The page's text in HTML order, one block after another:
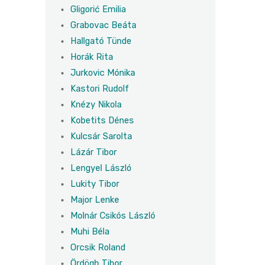
Gligorić Emilia
Grabovac Beáta
Hallgató Tünde
Horák Rita
Jurkovic Mónika
Kastori Rudolf
Knézy Nikola
Kobetits Dénes
Kulcsár Sarolta
Lázár Tibor
Lengyel László
Lukity Tibor
Major Lenke
Molnár Csikós László
Muhi Béla
Orcsik Roland